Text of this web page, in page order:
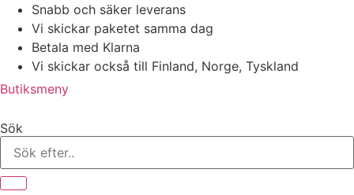
Hoppa
innehåll
Snabb och säker leverans
Vi skickar paketet samma dag
Betala med Klarna
Vi skickar också till Finland, Norge, Tyskland
Butiksmeny
Sök